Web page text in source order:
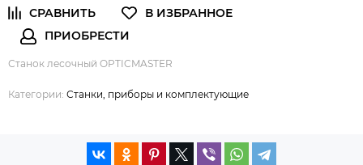
Станок лесочный OPTICMASTER
Категории: Станки, приборы и комплектующие